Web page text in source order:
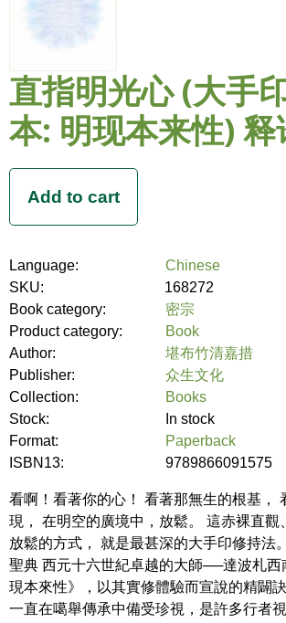
直指明光心 (大手
本: 明现本来性) 释
Language:
Chinese
SKU:
168272
Book category:
密宗
Product category:
Book
Author:
堪布竹清嘉措
Publisher:
众生文化
Collection:
Books
Stock:
In stock
Format:
Paperback
ISBN13:
9789866091575
看啊！看著你的心！ 看著那無生的根基，
現， 在明空的廣境中，放鬆。 這赤裸直觀
放鬆的方式， 就是最甚深的大手印修持法
聖典 西元十六世紀卓越的大師──達波札西
現本來性》，以其實修體驗而宣說的精闢
一直在噶舉傳承中備受珍視，是許多行者